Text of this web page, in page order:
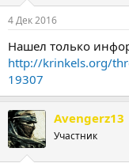
4 Дек 2016
Нашел только
http://krinkels.org/
19307
Avengerz13
Участник